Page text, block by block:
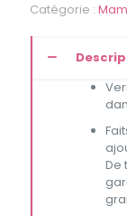
vin
"Je
Catégorie :
De